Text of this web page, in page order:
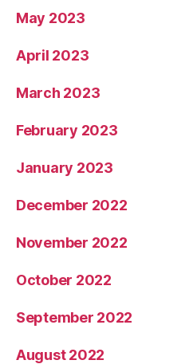
May 2023
April 2023
March 2023
February 2023
January 2023
December 2022
November 2022
October 2022
September 2022
August 2022